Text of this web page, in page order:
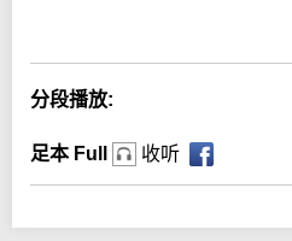
分段播放:
足本 Full 收听